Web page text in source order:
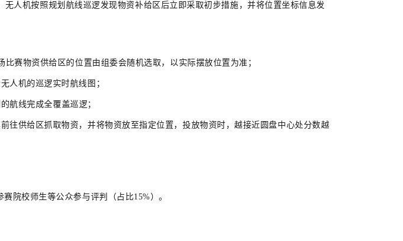
人机按照规划航线巡逻发现物资补给区后立即采取初步措施，并将位置坐标信息发
赛物资供给区的位置由组委会随机选取，以实际摆放位置为准；
人机的巡逻实时航线图；
航线完成全覆盖巡逻；
往供给区抓取物资，并将物资放至指定位置，投放物资时，越接近圆盘中心处分数越
院校师生等公众参与评判（占比15%）。